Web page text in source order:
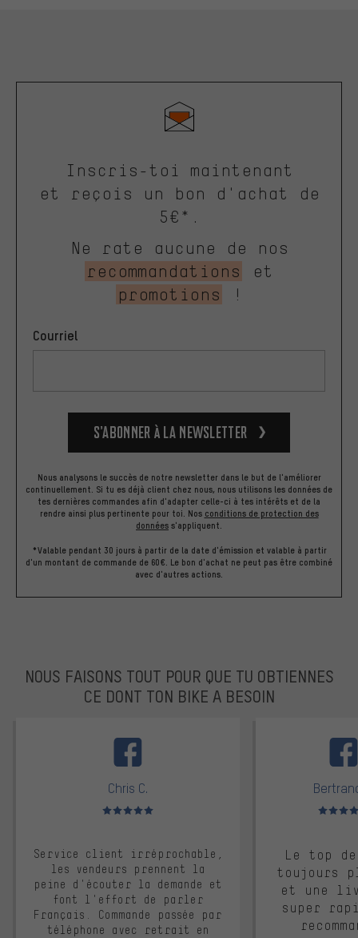
Inscris-toi maintenant
et reçois un bon d'achat de
5€*.
Ne rate aucune de nos
recommandations
et
promotions
!
Courriel
S’abonner à la newsletter
Nous analysons le succès de notre newsletter dans le but de l'améliorer
continuellement. Si tu es déjà client chez nous, nous utilisons les données de
tes dernières commandes afin d'adapter celle-ci à tes intérêts et de la
rendre ainsi plus pertinente pour toi. Nos conditions de protection des
données s'appliquent.
*Valable pendant 30 jours à partir de la date d'émission et valable à partir
d'un montant de commande de 60€. Le bon d'achat ne peut pas être combiné
avec d'autres actions.
NOUS FAISONS TOUT POUR QUE TU OBTIENNES
CE DONT TON BIKE A BESOIN
Chris C.
Note moyenne : 5 sur 5
Service client irréprochable,
les vendeurs prennent la
peine d'écouter la demande et
font l'effort de parler
Français. Commande passée par
téléphone avec retrait en
Note
Le top
toujours
et une
super